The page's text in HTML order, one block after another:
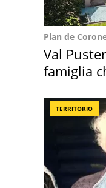
Plan de
Val
famiglia
TERRITORIO